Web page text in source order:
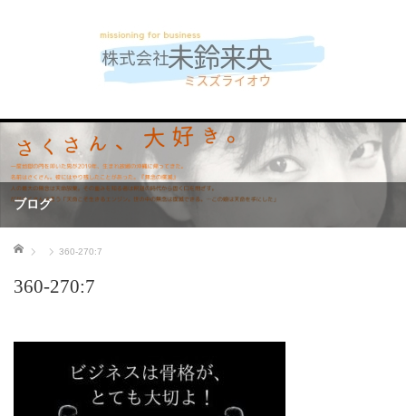
ブログ
ホーム 360-270:7
360-270:7